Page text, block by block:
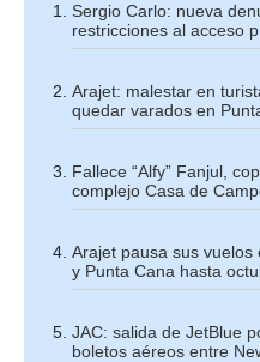
Sergio Carlo: nueva
restricciones al acceso
Arajet: malestar en
quedar varados en
Fallece “Alfy” Fanjul,
complejo Casa de
Arajet pausa sus vuelos
y Punta Cana hasta
JAC: salida de JetBlue
boletos aéreos entre